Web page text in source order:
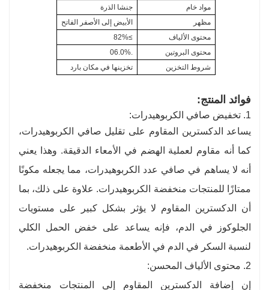
مواد خام جنشا الذرة
مظهر
الأبيض إلى الأصفر الفاتح
محتوى الألياف
≥82%
محتوى البروتين
.06.0%
شروط التخزين
تخزينها في مكان بارد
فوائد المنتج:
1. تخفيض صافي الكربوهيدرات:
يساعد الدكسترين المقاوم على تقليل صافي الكربوهيدرات،
كما أنه مقاوم لعملية الهضم في الأمعاء الدقيقة. وهذا يعني
أنه لا يساهم في صافي عدد الكربوهيدرات، مما يجعله مكونًا
ممتازًا للمنتجات منخفضة الكربوهيدرات. علاوة على ذلك، بما
أن الدكسترين المقاوم لا يؤثر بشكل كبير على مستويات
الجلوكوز في الدم، فإنه يساعد على خفض الحمل الكلي
لنسبة السكر في الدم في الأطعمة منخفضة الكربوهيدرات.
2. محتوى الألياف المحسن:
إن إضافة الدكسترين المقاوم إلى المنتجات منخفضة